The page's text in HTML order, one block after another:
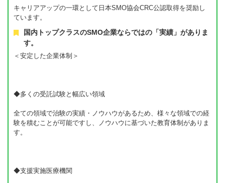
キャリアアップの一環として日本SMO協会CRC公認取得を奨励し
ています。
国内トップクラスのSMO企業ならではの「実績」がありま
す。
＜安定した企業体制＞
◆多くの受託試験と幅広い領域
全ての領域で治験の実績・ノウハウがあるため、様々な領域での経
験を積むことが可能ですし、ノウハウに基づいた教育体制がありま
す。
◆支援実施医療機関